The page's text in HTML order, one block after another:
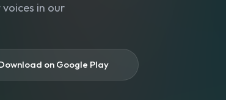
in our
on Google Play